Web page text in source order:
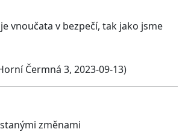
vnoučata v bezpečí, tak jako jsme
Čermná 3, 2023-09-13)
změnami